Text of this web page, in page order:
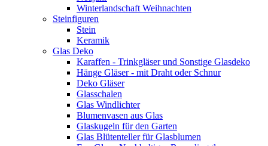
Winterlandschaft Weihnachten
Steinfiguren
Stein
Keramik
Glas Deko
Karaffen - Trinkgläser und Sonstige Glasdeko
Hänge Gläser - mit Draht oder Schnur
Deko Gläser
Glasschalen
Glas Windlichter
Blumenvasen aus Glas
Glaskugeln für den Garten
Glas Blütenteller für Glasblumen